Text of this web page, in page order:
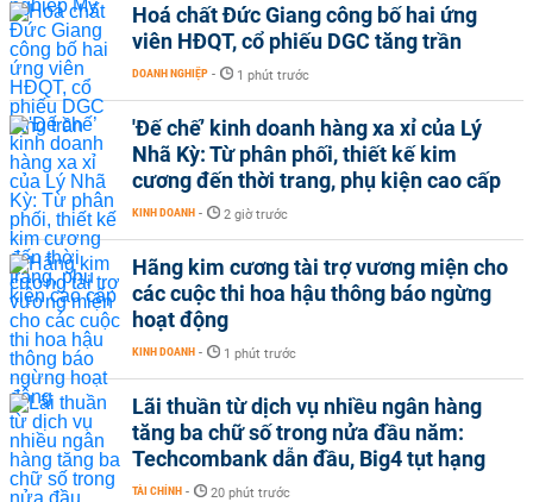
Hoá chất Đức Giang công bố hai ứng
viên HĐQT, cổ phiếu DGC tăng trần
DOANH NGHIỆP - 1 phút trước
'Đế chế’ kinh doanh hàng xa xỉ của Lý
Nhã Kỳ: Từ phân phối, thiết kế kim
cương đến thời trang, phụ kiện cao cấp
KINH DOANH - 2 giờ trước
Hãng kim cương tài trợ vương miện cho
các cuộc thi hoa hậu thông báo ngừng
hoạt động
KINH DOANH - 1 phút trước
Lãi thuần từ dịch vụ nhiều ngân hàng
tăng ba chữ số trong nửa đầu năm:
Techcombank dẫn đầu, Big4 tụt hạng
TÀI CHÍNH - 20 phút trước